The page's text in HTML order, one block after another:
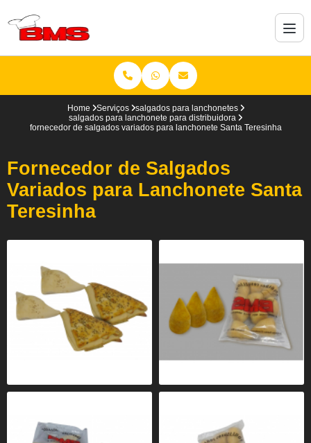
Home Serviços
salgados para lanchonetes
salgados para lanchonete para distribuidora
fornecedor de salgados variados para lanchonete Santa Teresinha
Fornecedor de Salgados
Variados para Lanchonete Santa
Teresinha